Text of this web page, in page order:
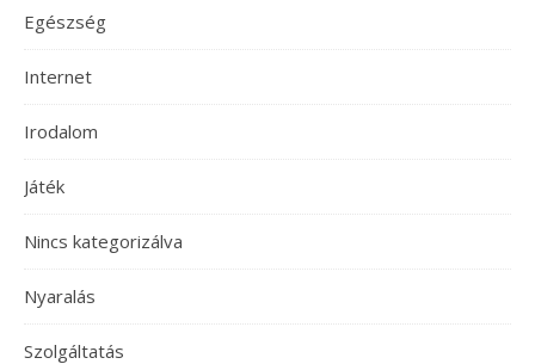
Egészség
Internet
Irodalom
Játék
Nincs kategorizálva
Nyaralás
Szolgáltatás